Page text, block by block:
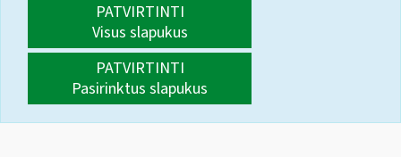
PATVIRTINTI
Visus slapukus
PATVIRTINTI
Pasirinktus slapukus